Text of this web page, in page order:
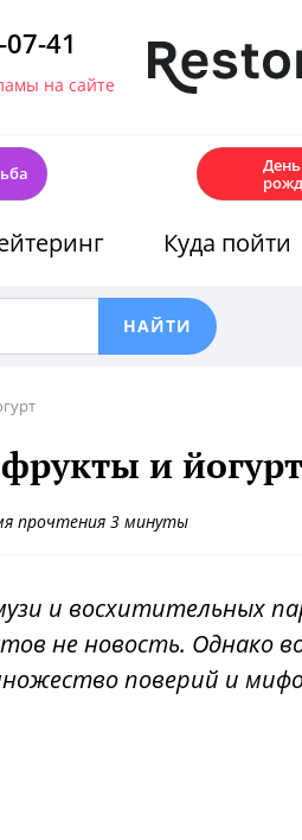
41
на сайте
День
Куда пойти
и йогурт
прочтения 3 минуты
и восхитительных
не новость. Однако
поверий и